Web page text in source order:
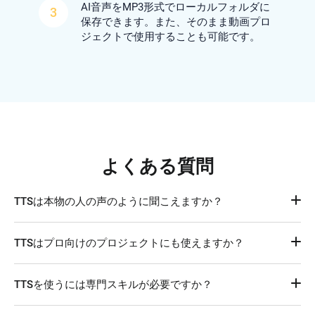
3
AI音声をMP3形式でローカルフォルダに
保存できます。また、そのまま動画プロ
ジェクトで使用することも可能です。
よくある質問
TTSは本物の人の声のように聞こえますか？
や感情、イントネーションを持つリアルな音声を生成できま
す。機械っぽさはほとんど感じません。
TTSはプロ向けのプロジェクトにも使えますか？
マーケティング、研修、メディア制作、企業用途など幅広く
活用できます。
TTSを使うには専門スキルが必要ですか？